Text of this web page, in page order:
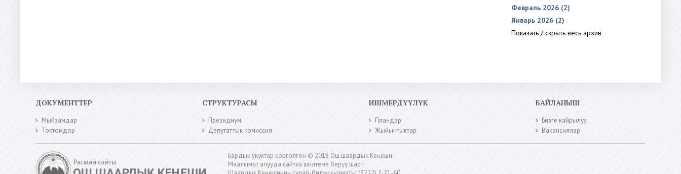
Февраль 2026 (2)
Январь 2026 (2)
Показать / скрыть весь архив
ДОКУМЕНТТЕР
Мыйзамдар
Токтомдор
СТРУКТУРАСЫ
Президиум
Депутаттык комиссия
ИШМЕРДҮҮЛҮК
Пландар
Жыйынтыктар
БАЙЛАНЫШ
Бизге кайрылуу
Вакансиялар
Бардык укуктар корголгон © 2018 Ош шаардык Кеңеши.
Маалымат алууда сайтка шилтеме берүү шарт.